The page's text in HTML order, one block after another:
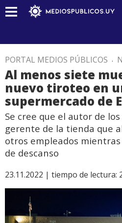
PORTAL MEDIOS PÚBLICOS .
Al menos siete
nuevo tiroteo en
supermercado de
Se cree que el autor de
gerente de la tienda que
otros empleados
de descanso
23.11.2022 | tiempo de lectura: